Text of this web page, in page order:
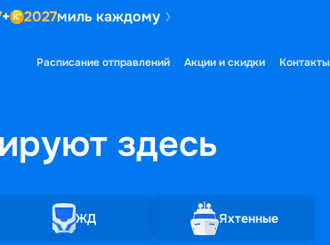
+ 2027миль каждому
Расписание отправлений Акции и скидки Контакты
здесь
ЖД Яхтенные